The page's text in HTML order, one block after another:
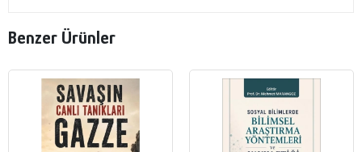
Benzer Ürünler